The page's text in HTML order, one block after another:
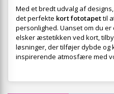
Med et bredt udvalg af
det perfekte kort fototapettil
personlighed. Uanset om du
elsker æstetikken ved kort,
løsninger, der tilføjer dybde og
inspirerende atmosfære med